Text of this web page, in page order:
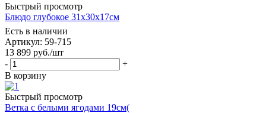
Быстрый просмотр
Блюдо глубокое 31х30х17см
Есть в наличии
Артикул: 59-715
13 899 руб./шт
-
+
В корзину
Быстрый просмотр
Ветка с белыми ягодами 19см(